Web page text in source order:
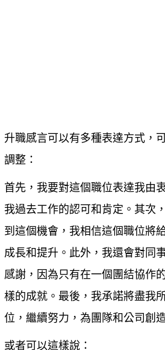
升職感言可以有多種表達方式，
調整：
首先，我要對這個職位表達我由
我過去工作的認可和肯定。其次
到這個機會，我相信這個職位將
成長和提升。此外，我還會對同
感謝，因為只有在一個團結協作
樣的成就。最後，我承諾將盡我
位，繼續努力，為團隊和公司創
或者可以這樣說：